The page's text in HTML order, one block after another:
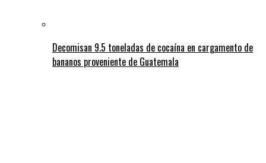
Decomisan 9.5 toneladas de cocaína en cargamento de
bananos proveniente de Guatemala